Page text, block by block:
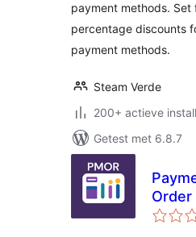
payment methods. Set
percentage discounts
payment methods.
Steam Verde
200+ actieve
Getest met 6.8.7
Order